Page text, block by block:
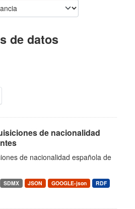
de datos
de nacionalidad
de nacionalidad española de
SDMX JSON GOOGLE-json
RDF